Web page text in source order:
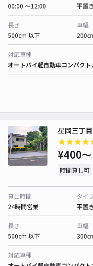
00:00 〜12:00
平置き
長さ
500cm 以下
車幅
対応車種
オートバイ軽自動車コンパクト
星岡三丁
¥400〜
時間貸し可
貸出時間
24時間営業
タイ
平置き
長さ
500cm 以下
車幅
対応車種